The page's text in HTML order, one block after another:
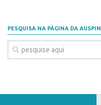
PESQUISA NA PÁGINA DA AUSPIN